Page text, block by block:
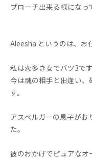
プローチ出来る様になっ
Aleesha というのは、お
私は恋多き女でバツ3です
今は魂の相手と出逢い、
す。
アスペルガーの息子が
た。
彼のおかげでピュアなオ